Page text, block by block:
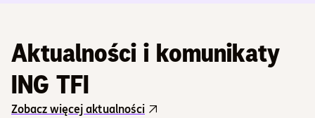
Aktualności i komunikaty
ING TFI
Zobacz więcej aktualności